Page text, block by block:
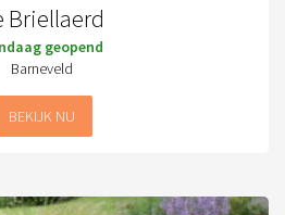
Briellaerd
geopend
Barneveld
BEKIJK NU